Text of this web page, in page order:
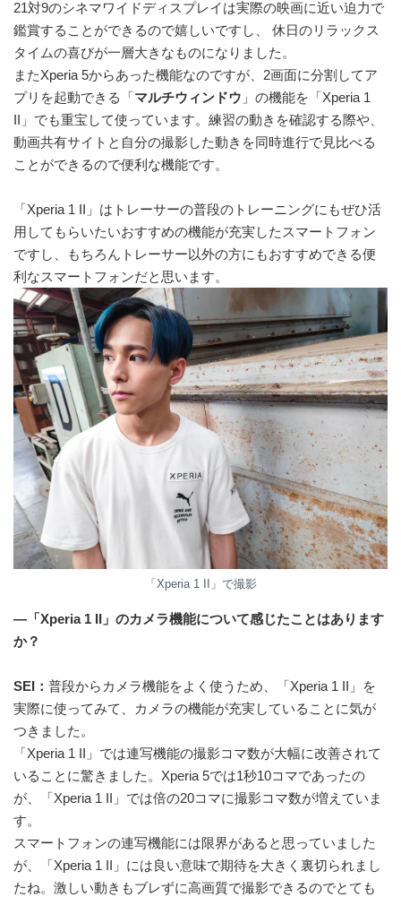
21対9のシネマワイドディスプレイは実際の映画に近い迫力で
鑑賞することができるので嬉しいですし、 休日のリラックス
タイムの喜びが一層大きなものになりました。
またXperia 5からあった機能なのですが、2画面に分割してア
プリを起動できる「 マルチウィンドウ 」の機能を「Xperia 1
II」でも重宝して使っています。練習の動きを確認する際や、
動画共有サイトと自分の撮影した動きを同時進行で見比べる
ことができるので便利な機能です。
「Xperia 1 II」はトレーサーの普段のトレーニングにもぜひ活
用してもらいたいおすすめの機能が充実したスマートフォン
ですし、もちろんトレーサー以外の方にもおすすめできる便
利なスマートフォンだと思います。
「Xperia 1 II」で撮影
—「Xperia 1 II」のカメラ機能について感じたことはあります
か？
SEI： 普段からカメラ機能をよく使うため、「Xperia 1 II」を
実際に使ってみて、カメラの機能が充実していることに気が
つきました。
「Xperia 1 II」では連写機能の撮影コマ数が大幅に改善されて
いることに驚きました。Xperia 5では1秒10コマであったの
が、「Xperia 1 II」では倍の20コマに撮影コマ数が増えていま
す。
スマートフォンの連写機能には限界があると思っていました
が、「Xperia 1 II」には良い意味で期待を大きく裏切られまし
たね。激しい動きもブレずに高画質で撮影できるのでとても